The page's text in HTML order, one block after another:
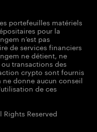
portefeuilles matériels
pour la
n’est pas
de services financiers
ne détient, ne
transactions des
crypto sont fournis
ne donne aucun conseil
de ces